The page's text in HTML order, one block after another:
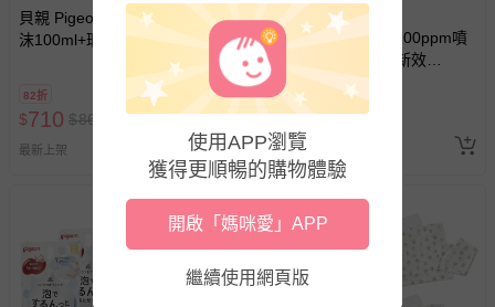
貝親 Pigeon - 寶寶臀部清潔泡
沫100ml+珊諾baby re:mind極
82折
$710 $865
最新上架 追蹤
滿1500元贈好禮
病毒崩 VirusBom - 100ppm噴
劑隨身瓶-公司貨/最新效
期-100ml
$370
已售出 98974
使用APP瀏覽
獲得更順暢的購物體驗
開啟「媽咪愛」APP
繼續使用網頁版